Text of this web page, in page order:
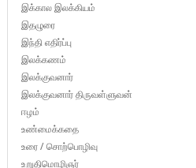
இக்கால இலக்கியம்
இதழுரை
இந்தி எதிர்ப்பு
இலக்கணம்
இலக்குவனார்
இலக்குவனார் திருவள்ளுவன்
ஈழம்
உண்மைக்கதை
உரை / சொற்பொழிவு
உறுதிமொழிஞர்